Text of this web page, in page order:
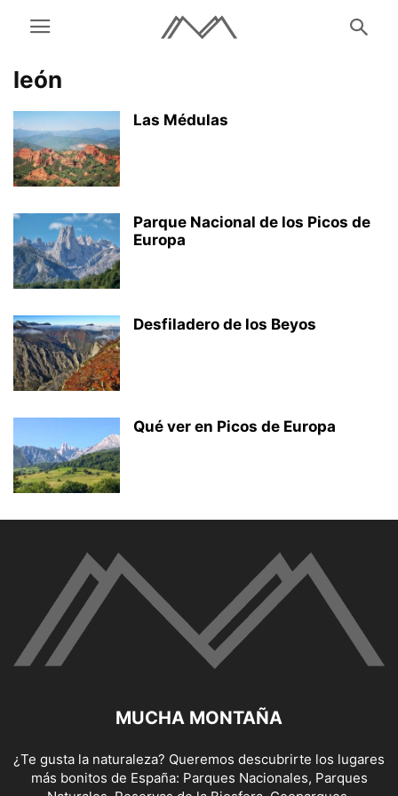
león
Las Médulas
Parque Nacional de los Picos de
Europa
Desfiladero de los Beyos
Qué ver en Picos de Europa
MUCHA MONTAÑA
¿Te gusta la naturaleza? Queremos descubrirte los lugares
más bonitos de España: Parques Nacionales, Parques